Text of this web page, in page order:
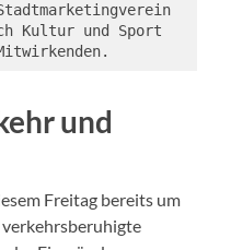
Kultur und Sport
und
Freitag bereits um